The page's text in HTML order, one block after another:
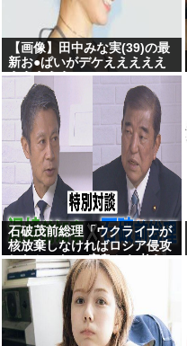
【画像】田中みな実(39)の最
新お●ぱいがデケえええええ
えええええ
石破茂前総理「ウクライナが
核放棄しなければロシア侵攻
しなかった」 広島から考え
る”平和と安全保障”